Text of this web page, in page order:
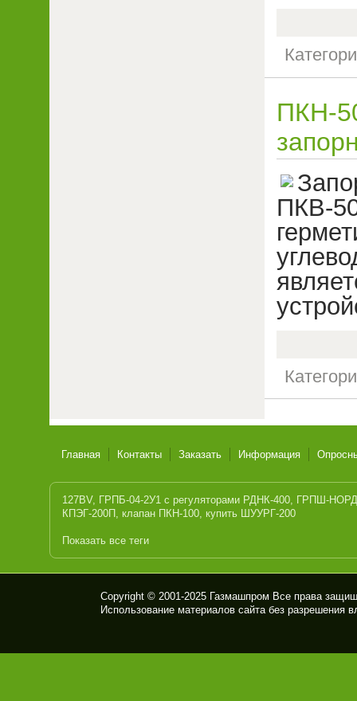
ПКН-
ПКВ-
Главная Контакты Заказать Информация
127BV, ГРПБ-04-2У1 с регуляторами РДНК-400, ГРПШ-
КПЭГ-200П ,клапан ПКН-100,купить ШУУРГ-200
Показать все теги
ГАЗ
Copyright © 2001-2025 Газмашпром Все права
Использование материалов сайта без разрешения